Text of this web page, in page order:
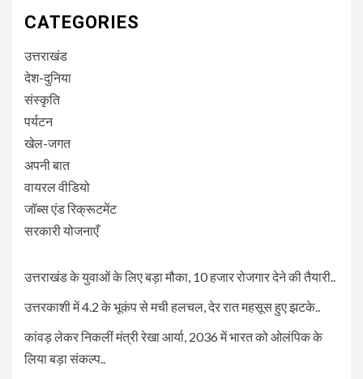
CATEGORIES
उत्तराखंड
देश-दुनिया
संस्कृति
पर्यटन
खेल-जगत
अपनी बात
वायरल वीडियो
जॉब्स एंड रिक्रूटमेंट
सरकारी योजनाएँ
उत्तराखंड के युवाओं के लिए बड़ा मौका, 10 हजार रोजगार देने की तैयारी..
उत्तरकाशी में 4.2 के भूकंप से मची हलचल, देर रात महसूस हुए झटके..
कांवड़ लेकर निकलीं मंत्री रेखा आर्या, 2036 में भारत को ओलंपिक के
लिया बड़ा संकल्प..